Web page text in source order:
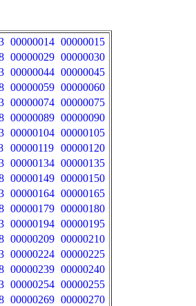
00000014 00000015
00000029 00000030
00000044 00000045
00000059 00000060
00000074 00000075
00000089 00000090
00000104 00000105
00000119 00000120
00000134 00000135
00000149 00000150
00000164 00000165
00000179 00000180
00000194 00000195
00000209 00000210
00000224 00000225
00000239 00000240
00000254 00000255
00000269 00000270